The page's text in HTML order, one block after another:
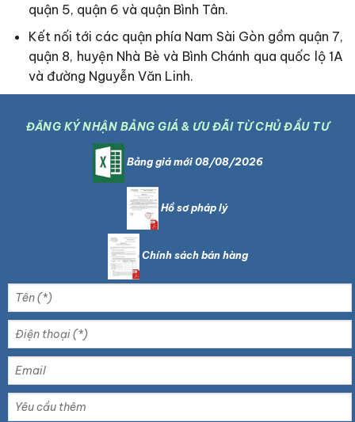
quận 5, quận 6 và quận Bình Tân.
Kết nối tới các quận phía Nam Sài Gòn gồm quận 7,
quận 8, huyện Nhà Bè và Bình Chánh qua quốc lộ 1A
và đường Nguyễn Văn Linh.
ĐĂNG KÝ NHẬN BẢNG GIÁ & ƯU ĐÃI TỪ CHỦ ĐẦU TƯ
Bảng giá mới 08/08/2026
Hồ sơ pháp lý
Chính sách bán hàng